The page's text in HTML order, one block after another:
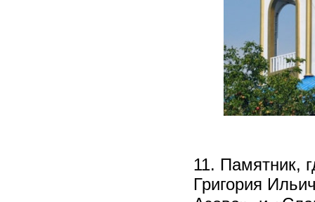
11. Памятник,
Григория